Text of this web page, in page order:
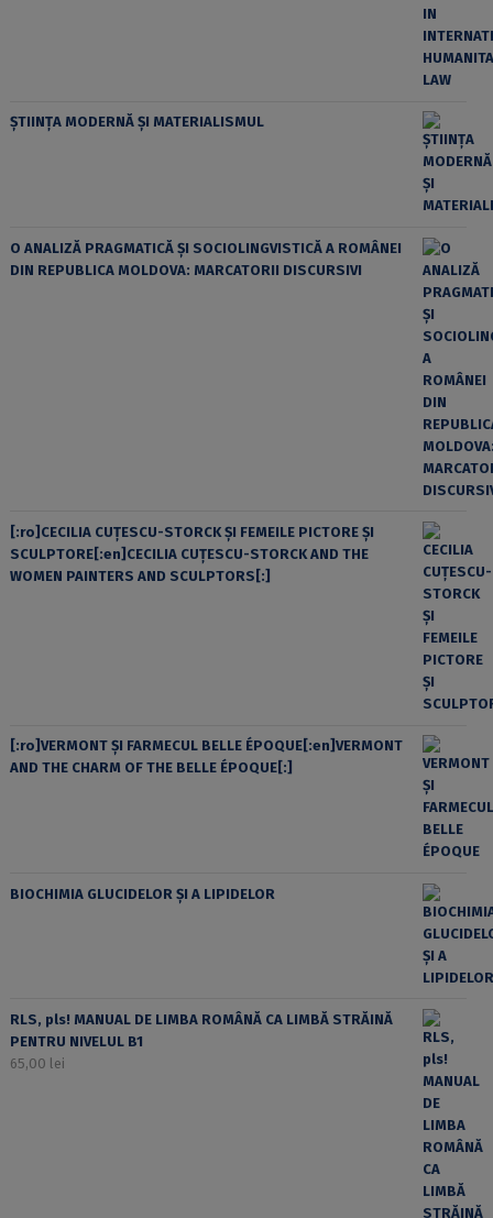
ȘTIINȚA MODERNĂ ȘI MATERIALISMUL
O ANALIZĂ PRAGMATICĂ ȘI SOCIOLINGVISTICĂ A ROMÂNEI
DIN REPUBLICA MOLDOVA: MARCATORII DISCURSIVI
[:ro]CECILIA CUŢESCU-STORCK ŞI FEMEILE PICTORE ŞI
SCULPTORE[:en]CECILIA CUŢESCU-STORCK AND THE
WOMEN PAINTERS AND SCULPTORS[:]
[:ro]VERMONT ȘI FARMECUL BELLE ÉPOQUE[:en]VERMONT
AND THE CHARM OF THE BELLE ÉPOQUE[:]
BIOCHIMIA GLUCIDELOR ȘI A LIPIDELOR
RLS, pls! MANUAL DE LIMBA ROMÂNĂ CA LIMBĂ STRĂINĂ
PENTRU NIVELUL B1
65,00 lei